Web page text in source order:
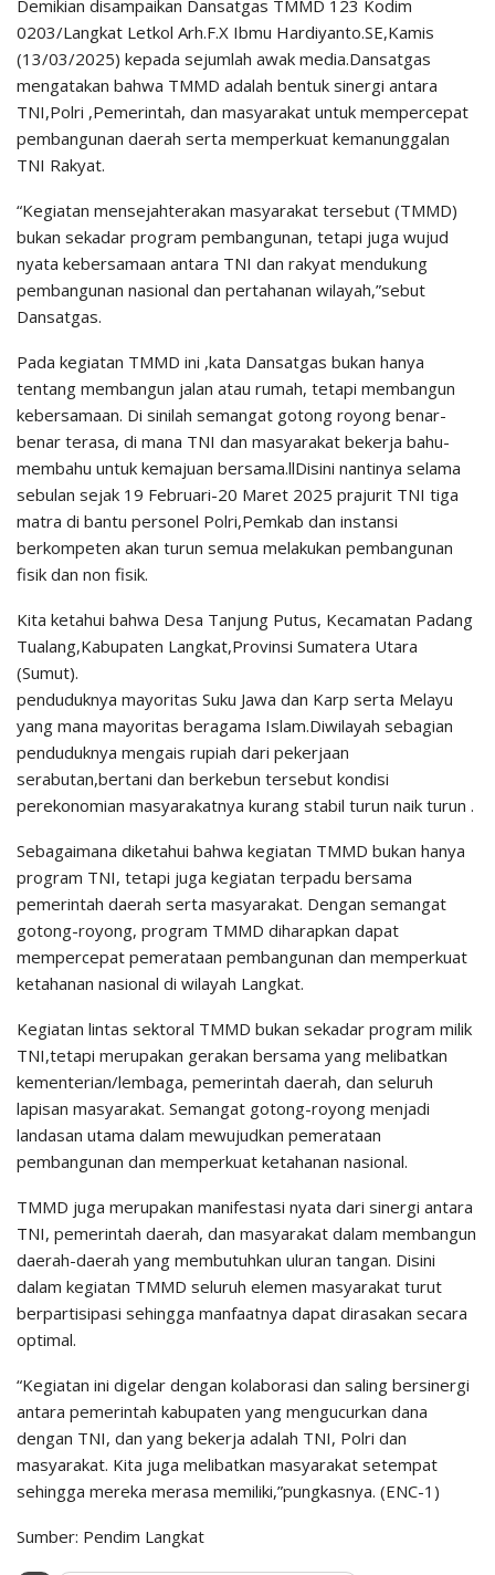
Demikian disampaikan Dansatgas TMMD 123 Kodim
0203/Langkat Letkol Arh.F.X Ibmu Hardiyanto.SE,Kamis
(13/03/2025) kepada sejumlah awak media.Dansatgas
mengatakan bahwa TMMD adalah bentuk sinergi antara
TNI,Polri ,Pemerintah, dan masyarakat untuk mempercepat
pembangunan daerah serta memperkuat kemanunggalan
TNI Rakyat.
“Kegiatan mensejahterakan masyarakat tersebut (TMMD)
bukan sekadar program pembangunan, tetapi juga wujud
nyata kebersamaan antara TNI dan rakyat mendukung
pembangunan nasional dan pertahanan wilayah,”sebut
Dansatgas.
Pada kegiatan TMMD ini ,kata Dansatgas bukan hanya
tentang membangun jalan atau rumah, tetapi membangun
kebersamaan. Di sinilah semangat gotong royong benar-
benar terasa, di mana TNI dan masyarakat bekerja bahu-
membahu untuk kemajuan bersama.llDisini nantinya selama
sebulan sejak 19 Februari-20 Maret 2025 prajurit TNI tiga
matra di bantu personel Polri,Pemkab dan instansi
berkompeten akan turun semua melakukan pembangunan
fisik dan non fisik.
Kita ketahui bahwa Desa Tanjung Putus, Kecamatan Padang
Tualang,Kabupaten Langkat,Provinsi Sumatera Utara
(Sumut).
penduduknya mayoritas Suku Jawa dan Karp serta Melayu
yang mana mayoritas beragama Islam.Diwilayah sebagian
penduduknya mengais rupiah dari pekerjaan
serabutan,bertani dan berkebun tersebut kondisi
perekonomian masyarakatnya kurang stabil turun naik turun .
Sebagaimana diketahui bahwa kegiatan TMMD bukan hanya
program TNI, tetapi juga kegiatan terpadu bersama
pemerintah daerah serta masyarakat. Dengan semangat
gotong-royong, program TMMD diharapkan dapat
mempercepat pemerataan pembangunan dan memperkuat
ketahanan nasional di wilayah Langkat.
Kegiatan lintas sektoral TMMD bukan sekadar program milik
TNI,tetapi merupakan gerakan bersama yang melibatkan
kementerian/lembaga, pemerintah daerah, dan seluruh
lapisan masyarakat. Semangat gotong-royong menjadi
landasan utama dalam mewujudkan pemerataan
pembangunan dan memperkuat ketahanan nasional.
TMMD juga merupakan manifestasi nyata dari sinergi antara
TNI, pemerintah daerah, dan masyarakat dalam membangun
daerah-daerah yang membutuhkan uluran tangan. Disini
dalam kegiatan TMMD seluruh elemen masyarakat turut
berpartisipasi sehingga manfaatnya dapat dirasakan secara
optimal.
“Kegiatan ini digelar dengan kolaborasi dan saling bersinergi
antara pemerintah kabupaten yang mengucurkan dana
dengan TNI, dan yang bekerja adalah TNI, Polri dan
masyarakat. Kita juga melibatkan masyarakat setempat
sehingga mereka merasa memiliki,”pungkasnya. (ENC-1)
Sumber: Pendim Langkat